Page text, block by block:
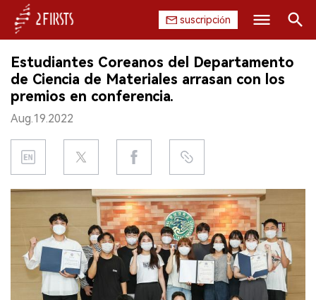
suscripción
INICIO
EMPRESA
PRODUCTO
REGULACIÓN
DATOS
EXPOSICIÓN
Buscar
Estudiantes Coreanos del Departamento
de Ciencia de Materiales arrasan con los
premios en conferencia.
Aug.19.2022